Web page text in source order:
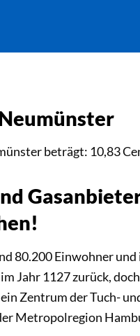
beträgt: 10,83
80.200 Einwohner
Jahr 1127 zurück,
Zentrum der Tuch-
Metropolregion